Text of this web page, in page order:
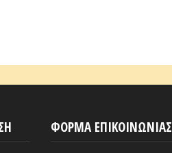
ΦΟΡΜΑ ΕΠΙΚΟΙΝΩΝΙΑΣ